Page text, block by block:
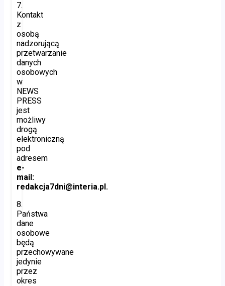
7.
Kontakt
z
osobą
nadzorującą
przetwarzanie
danych
osobowych
w
NEWS
PRESS
jest
możliwy
drogą
elektroniczną
pod
adresem
e-
mail:
redakcja7dni@interia.pl.
8.
Państwa
dane
osobowe
będą
przechowywane
jedynie
przez
okres